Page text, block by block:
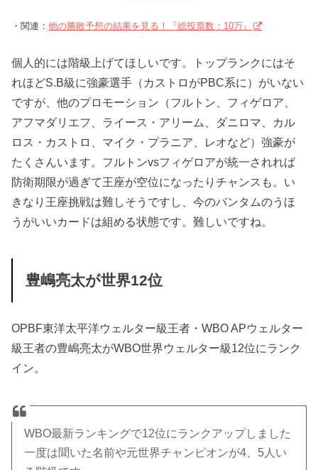
・関連：他の勝敗予想の結果を見る！『総投票数：10万』
個人的には階級上げてほしいです。トップランクにはそ
れほどS.B級に強豪選手（カストロがPBC系に）がいない
ですが、他のプロモーション（フルトン、フィゲロア、
アフマダリエフ、ライース・アリーム、ダニロマ、カル
ロス・カストロ、マイク・プラニア、レオなど）強豪が
たくさんいます。フルトンvsフィゲロアが統一されれば
防衛期限が過ぎて王座が空位になったりチャンスも。い
きなり王座挑戦は難しそうですし、今のバンタムのうほ
うがいいカードは組める状態です。難しいですね。
豊嶋亮太が世界12位
OPBF東洋太平洋ウェルター級王者・WBO APウェルター
級王者の豊嶋亮太がWBO世界ウェルター級12位にランク
イン。
WBO最新ランキングで12位にランクアップしました
一度は聞いた名前や元世界チャンピオンが4、5人い